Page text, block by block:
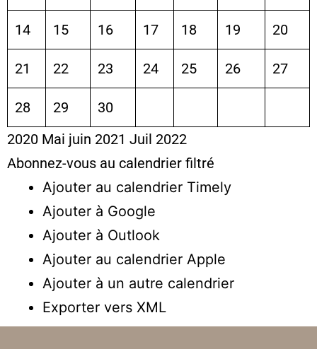
14 15 16 17 18 19 20
21 22 23 24 25 26 27
28 29
30
2020 Mai juin 2021 Juil 2022
Abonnez-vous au calendrier filtré
Ajouter au calendrier Timely
Ajouter à Google
Ajouter à Outlook
Ajouter au calendrier Apple
Ajouter à un autre calendrier
Exporter vers XML